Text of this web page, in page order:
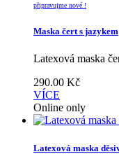
připravujme nové !
Maska čert s jazykem
Latexová maska
290.00 Kč
VÍCE
Online only
Latexová maska